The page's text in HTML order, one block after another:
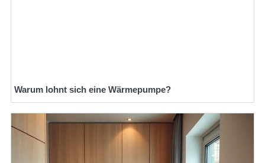
Warum lohnt sich eine Wärmepumpe?